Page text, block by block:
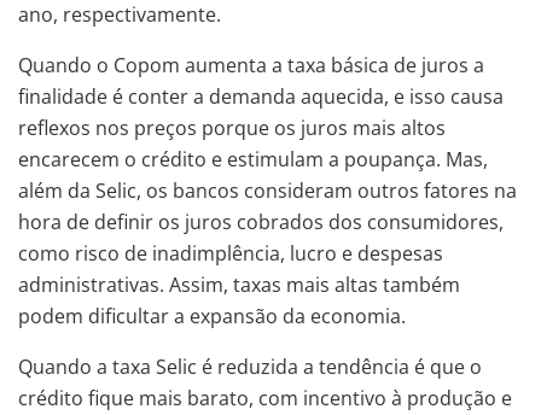
ano, respectivamente.
Quando o Copom aumenta a taxa básica de juros a
finalidade é conter a demanda aquecida, e isso causa
reflexos nos preços porque os juros mais altos
encarecem o crédito e estimulam a poupança. Mas,
além da Selic, os bancos consideram outros fatores na
hora de definir os juros cobrados dos consumidores,
como risco de inadimplência, lucro e despesas
administrativas. Assim, taxas mais altas também
podem dificultar a expansão da economia.
Quando a taxa Selic é reduzida a tendência é que o
crédito fique mais barato, com incentivo à produção e